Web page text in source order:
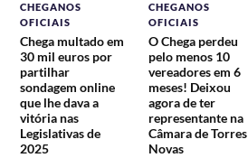
CHEGANOS
OFICIAIS
Chega multado em
30 mil euros por
partilhar
sondagem online
que lhe dava a
vitória nas
Legislativas de
2025
CHEGANOS
OFICIAIS
O Chega perdeu
pelo menos 10
vereadores em 6
meses! Deixou
agora de ter
representante na
Câmara de Torres
Novas